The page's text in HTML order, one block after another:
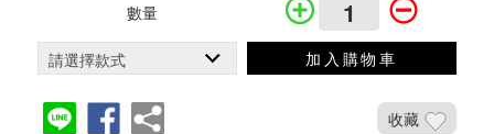
數量
加入購物車
收藏